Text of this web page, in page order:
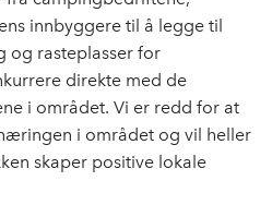
innbyggere til å legge til
og rasteplasser for
direkte med de
i området. Vi er redd for at
i området og vil heller
skaper positive lokale